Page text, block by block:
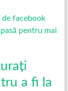
a fi la